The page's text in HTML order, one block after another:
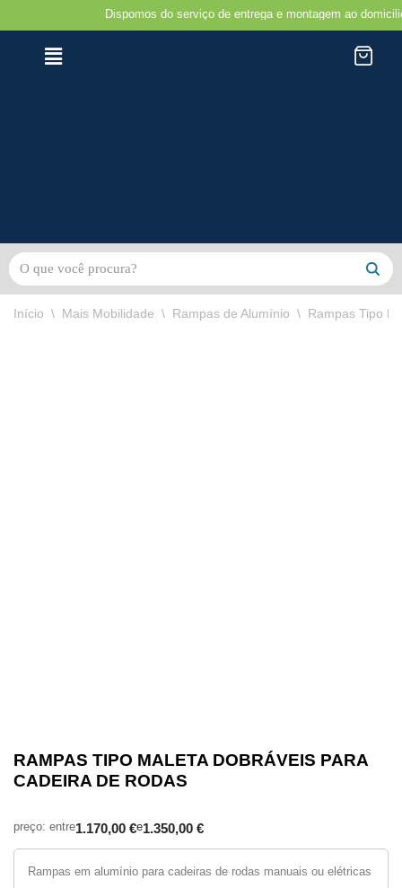
Avançar
Dispomos do serviço de entrega e montagem ao domicilio
Início \ Mais Mobilidade \ Rampas de Alumínio \ Rampas Tipo
RAMPAS TIPO MALETA DOBRÁVEIS PARA
CADEIRA DE RODAS
1.170,00 € 1.350,00 €
Rampas em alumínio para cadeiras de rodas manuais ou elétricas